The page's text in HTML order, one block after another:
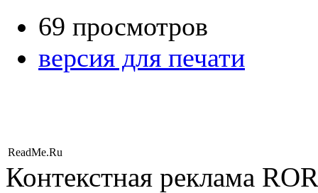
69 просмотров
версия для печати
ReadMe.Ru
Контекстная реклама